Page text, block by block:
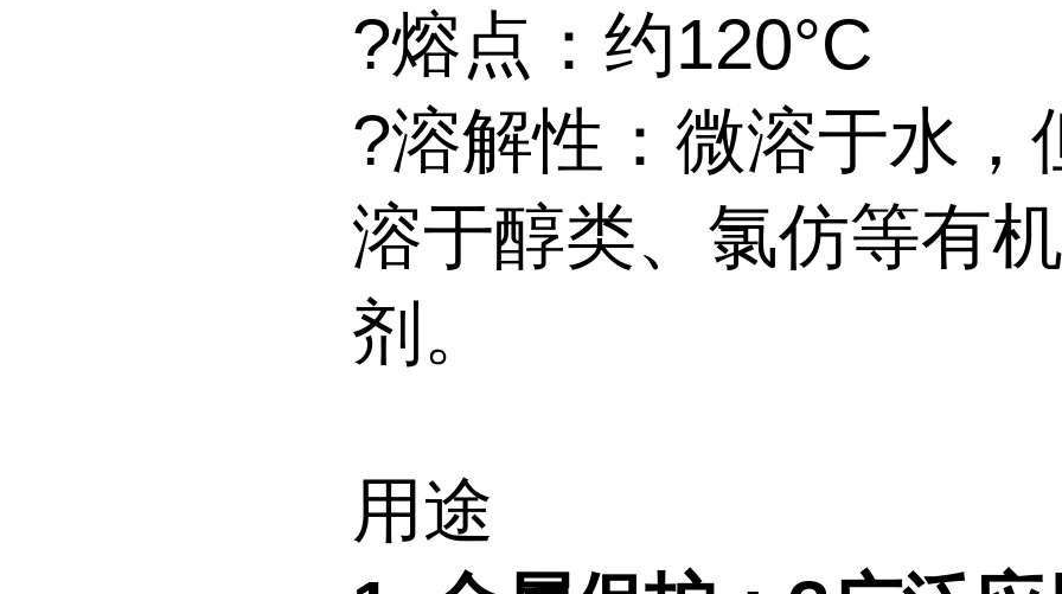
?熔点：约120°C
?溶解性：微溶于水，
溶于醇类、氯仿等有
剂。
用途